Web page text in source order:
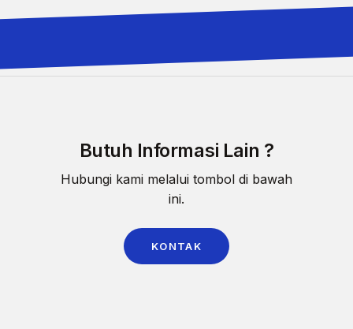
Butuh Informasi Lain ?
Hubungi kami melalui tombol di bawah
ini.
KONTAK